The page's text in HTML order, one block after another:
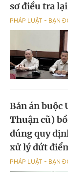
sơ điều tra lại
PHÁP LUẬT - BẠN
Bản án buộc
Thuận cũ)
đúng quy
xử lý dứt
PHÁP LUẬT - BẠN